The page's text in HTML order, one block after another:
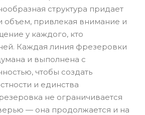
структура придает
объем, привлекая внимание и
у каждого, кто
Каждая линия фрезеровки
и выполнена с
чтобы создать
и единства
не ограничивается
— она продолжается и на